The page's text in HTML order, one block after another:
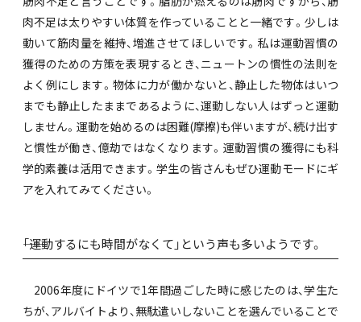
肉不足は太りやすい体質を作っていることと一緒です。少しは
動いて筋肉量を維持、増進させてほしいです。私は運動習慣の
獲得のための方策を表現するとき、ニュートンの慣性の法則を
よく例にします。物体に力が働かないと、静止した物体はいつ
までも静止したままであるように、運動しない人はずっと運動
しません。運動を始めるのは困難(摩擦)も伴いますが、続け出す
と慣性が働き、億劫ではなくなります。運動習慣の獲得にも科
学的素養は活用できます。学生の皆さんもぜひ運動モードにギ
アを入れてみてください。
――「運動するにも時間がなくて」という声も多いようです。
2006年度にドイツで1年間過ごした時に感じたのは、学生た
ちが、アルバイトより、無駄遣いしないことを選んでいることで